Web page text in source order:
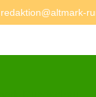
redaktion@altmark-